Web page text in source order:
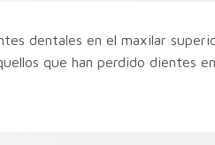
dentales en el maxilar
que han perdido dientes